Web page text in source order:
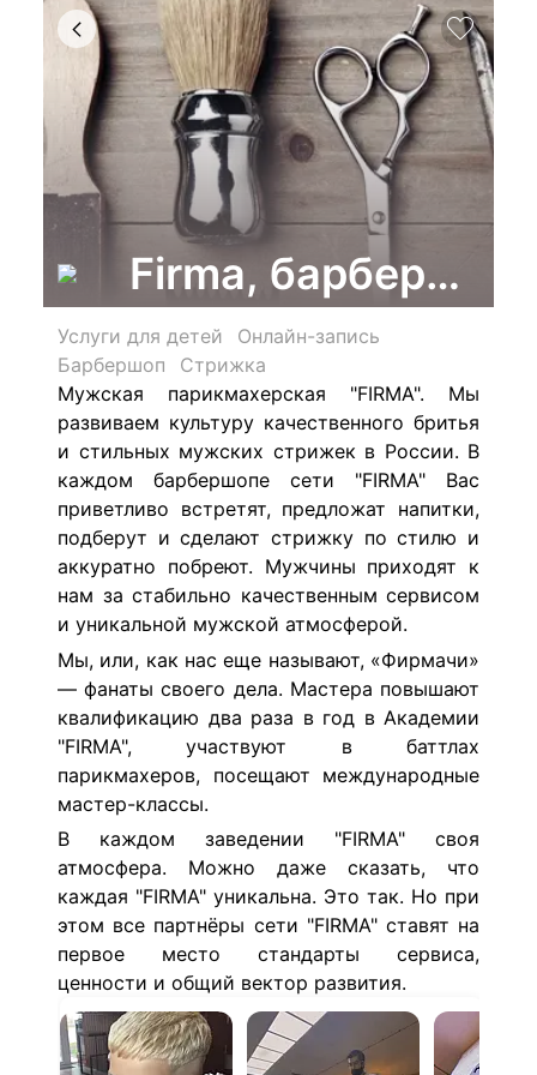
Firma, барбершоп
Услуги для детей
Онлайн-запись
Барбершоп
Стрижка
Мужская парикмахерская "FIRMA". Мы
развиваем культуру качественного бритья
и стильных мужских стрижек в России. В
каждом барбершопе сети "FIRMA" Вас
приветливо встретят, предложат напитки,
подберут и сделают стрижку по стилю и
аккуратно побреют. Мужчины приходят к
нам за стабильно качественным сервисом
и уникальной мужской атмосферой.
Мы, или, как нас еще называют, «Фирмачи»
— фанаты своего дела. Мастера повышают
квалификацию два раза в год в Академии
"FIRMA", участвуют в баттлах
парикмахеров, посещают международные
мастер-классы.
В каждом заведении "FIRMA" своя
атмосфера. Можно даже сказать, что
каждая "FIRMA" уникальна. Это так. Но при
этом все партнёры сети "FIRMA" ставят на
первое место стандарты сервиса,
ценности и общий вектор развития.